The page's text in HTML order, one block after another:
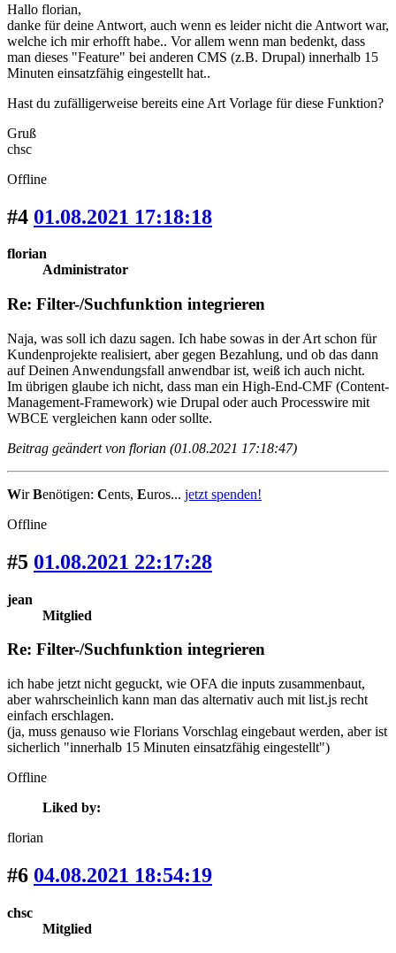
Hallo florian,
danke für deine Antwort, auch wenn es leider nicht die Antwort war,
welche ich mir erhofft habe.. Vor allem wenn man bedenkt, dass
man dieses "Feature" bei anderen CMS (z.B. Drupal) innerhalb 15
Minuten einsatzfähig eingestellt hat..
Hast du zufälligerweise bereits eine Art Vorlage für diese Funktion?
Gruß
chsc
Offline
#4 01.08.2021 17:18:18
florian
Administrator
Re: Filter-/Suchfunktion integrieren
Naja, was soll ich dazu sagen. Ich habe sowas in der Art schon für
Kundenprojekte realisiert, aber gegen Bezahlung, und ob das dann
auf Deinen Anwendungsfall anwendbar ist, weiß ich auch nicht.
Im übrigen glaube ich nicht, dass man ein High-End-CMF (Content-
Management-Framework) wie Drupal oder auch Processwire mit
WBCE vergleichen kann oder sollte.
Beitrag geändert von florian (01.08.2021 17:18:47)
WirBenötigen: Cents, Euros... jetzt spenden!
Offline
#5 01.08.2021 22:17:28
jean
Mitglied
Re: Filter-/Suchfunktion integrieren
ich habe jetzt nicht geguckt, wie OFA die inputs zusammenbaut,
aber wahrscheinlich kann man das alternativ auch mit list.js recht
einfach erschlagen.
(ja, muss genauso wie Florians Vorschlag eingebaut werden, aber ist
sicherlich "innerhalb 15 Minuten einsatzfähig eingestellt")
Offline
Liked by:
florian
#6 04.08.2021 18:54:19
chsc
Mitglied